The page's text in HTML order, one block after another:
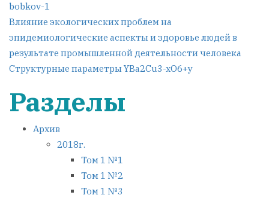
bobkov-1
Навигация
по
записям
Влияние экологических проблем на
эпидемиологические аспекты и здоровье людей в
результате промышленной деятельности человека
Структурные параметры YBa2Cu3-xO6+y
Разделы
Архив
2018г.
Том 1 №1
Том 1 №2
Том 1 №3